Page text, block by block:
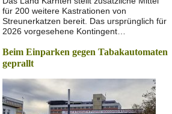
für 200 weitere Kastrationen von
Streunerkatzen bereit. Das ursprünglich für
2026 vorgesehene Kontingent…
Beim Einparken gegen Tabakautomaten
geprallt